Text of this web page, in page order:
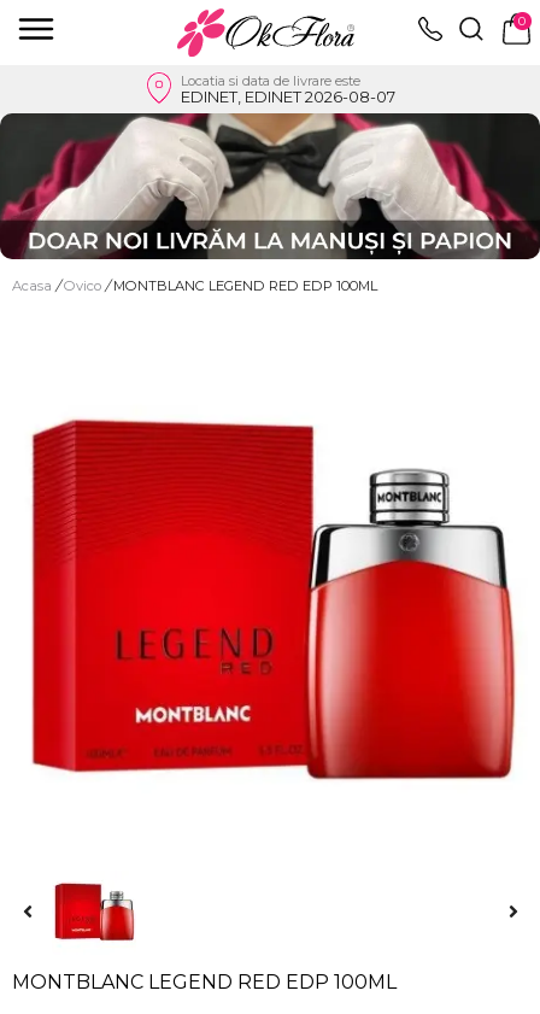
0
Locatia si data de livrare este
EDINET, EDINET 2026-08-07
Acasa / Ovico / MONTBLANC LEGEND RED EDP 100ML
MONTBLANC LEGEND RED EDP 100ML